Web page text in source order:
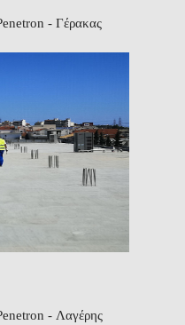
- Γέρακας
- Λαγέρης